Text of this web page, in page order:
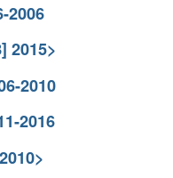
2006
2015>
2010
2016